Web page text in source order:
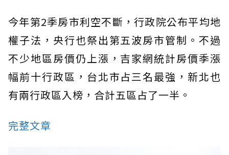
今年第2季房市利空不斷，行政院公布平均地
權子法，央行也祭出第五波房市管制。不過
不少地區房價仍上漲，吉家網統計房價季漲
幅前十行政區，台北市占三名最強，新北也
有兩行政區入榜，合計五區占了一半。
完整文章